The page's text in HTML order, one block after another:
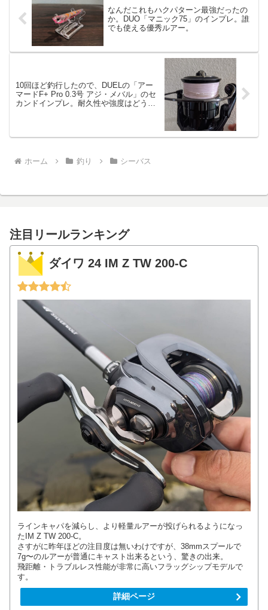
なんだこれもハクパターン最強だったの
か。DUO「マニック75」のインプレ。誰
でも使える優秀ルアー。
10回ほど釣行したので、DUELの「アー
マードF+ Pro 0.3号 アジ・メバル」のセ
カンドインプレ。耐久性や強度はどう
ホーム 釣り シーバス
注目リールランキング
ダイワ 24 IM Z TW 200-C
ラインキャパを減らし、より軽量ルアーが投げられるようになっ
たIM Z TW 200-C。
さすがに昨年ほどの注目度は無いわけですが、38mmスプールで
7g〜のルアーが普通にキャスト出来るという、驚きの出来。
飛距離・トラブルレス性能が非常に高いフラッグシップモデルで
す。
詳細ページ